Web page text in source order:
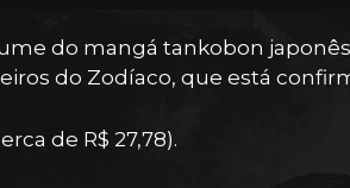
do mangá tankobon
do Zodíaco, que está
de R$ 27,78).